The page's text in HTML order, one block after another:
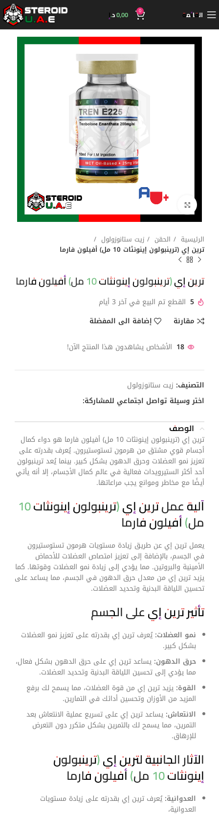
القائمة 0
0,00د.إ
اضغط للتكبير
الرئيسية الحقن
زيت ستانوزولول
ترين إي (ترينبولون إينونثات 10 مل) أفيلون فارما
ترين إي (ترينبولون إينونثات 10 مل) أفيلون فارما
5 القطع تم البيع في آخر 3 أيام
مقارنة
إضافة الى المفضلة
18 الأشخاص يشاهدون هذا المنتج الآن!
التصنيف: زيت ستانوزولول
اختر وسيلة تواصل اجتماعي للمشاركة:
الوصف
ترين إي (ترينبولون إينونثات 10 مل) أفيلون فارما هو دواء كمال
أجسام قوي مشتق من هرمون تستوستيرون. يُعرف بقدرته على
تعزيز نمو العضلات وحرق الدهون بشكل كبير. بينما يُعد ترينبولون
أحد أكثر الستيرويدات فعالية في عالم كمال الأجسام، إلا أنه يأتي
أيضًا مع مخاطر وموانع يجب مراعاتها.
آلية عمل ترين إي (ترينبولون إينونثات 10
مل) أفيلون فارما
يعمل ترين إي عن طريق زيادة مستويات هرمون تستوستيرون
في الجسم، بالإضافة إلى تعزيز امتصاص العضلات للأحماض
الأمينية والبروتين. مما يؤدي إلى زيادة نمو العضلات وقوتها. كما
يزيد ترين إي من معدل حرق الدهون في الجسم، مما يساعد على
تحسين اللياقة البدنية وتحديد العضلات.
تأثير ترين إي على الجسم
نمو العضلات: يُعرف ترين إي بقدرته على تعزيز نمو العضلات
بشكل كبير.
حرق الدهون: يساعد ترين إي على حرق الدهون بشكل فعال،
مما يؤدي إلى تحسين اللياقة البدنية وتحديد العضلات.
القوة: يزيد ترين إي من قوة العضلات، مما يسمح لك برفع
المزيد من الأوزان وتحسين أدائك في التمارين.
الانتعاش: يساعد ترين إي على تسريع عملية الانتعاش بعد
التمرين، مما يسمح لك بالتمرين بشكل متكرر دون التعرض
للإرهاق.
الآثار الجانبية لترين إي (ترينبولون
إينونثات 10 مل) أفيلون فارما
العدوانية: يُعرف ترين إي بقدرته على زيادة مستويات
العدوانية،